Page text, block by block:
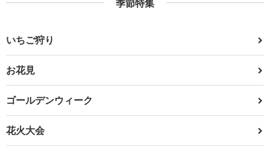
季節特集
いちご狩り
お花見
ゴールデンウィーク
花火大会